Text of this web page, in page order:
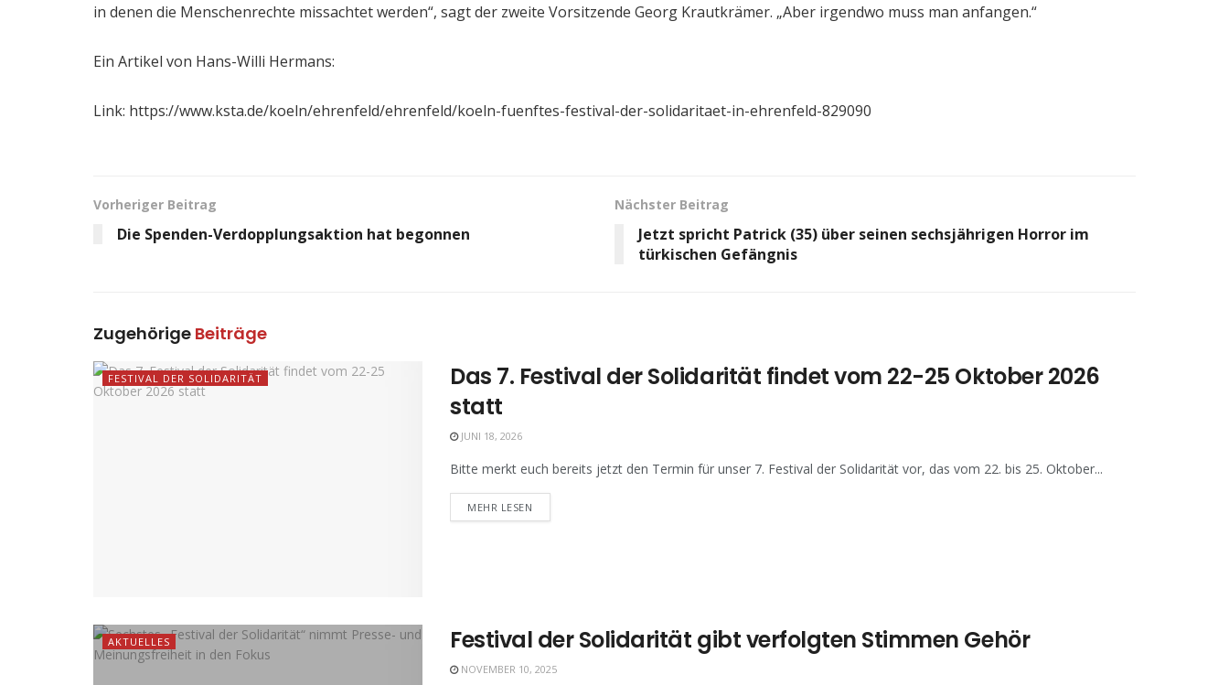
in denen die Menschenrechte missachtet werden“, sagt der zweite Vorsitzende Georg Krautkrämer. „Aber irgendwo muss man anfangen.“
Ein Artikel von Hans-Willi Hermans:
Link: https://www.ksta.de/koeln/ehrenfeld/ehrenfeld/koeln-fuenftes-festival-der-solidaritaet-in-ehrenfeld-829090
Vorheriger Beitrag
Die Spenden-Verdopplungsaktion hat begonnen
Nächster Beitrag
Jetzt spricht Patrick (35) über seinen sechsjährigen Horror im
türkischen Gefängnis
Zugehörige Beiträge
FESTIVAL DER SOLIDARITÄT
Das 7. Festival der Solidarität findet vom 22-25 Oktober 2026
statt
JUNI 18, 2026
Bitte merkt euch bereits jetzt den Termin für unser 7. Festival der Solidarität vor, das vom 22. bis 25. Oktober...
MEHR LESEN
AKTUELLES Festival der Solidarität gibt verfolgten Stimmen Gehör
NOVEMBER 10, 2025